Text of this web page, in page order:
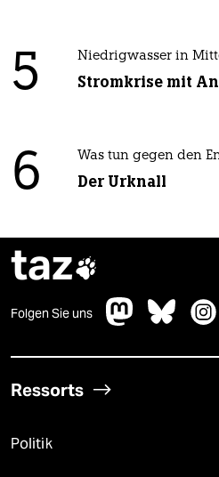
5 Niedrigwasser in
Stromkrise mit
6 Was tun gegen den
Der Urknall
taz
Folgen Sie uns
Ressorts
Politik